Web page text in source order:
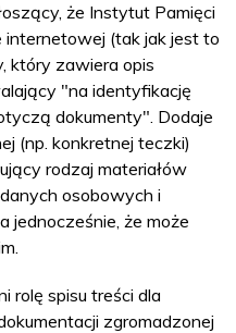
że Instytut Pamięci
internetowej (tak jak jest to
który zawiera opis
"na identyfikację
dokumenty". Dodaje
(np. konkretnej teczki)
rodzaj materiałów
osobowych i
jednocześnie, że może
rolę spisu treści dla
zgromadzonej